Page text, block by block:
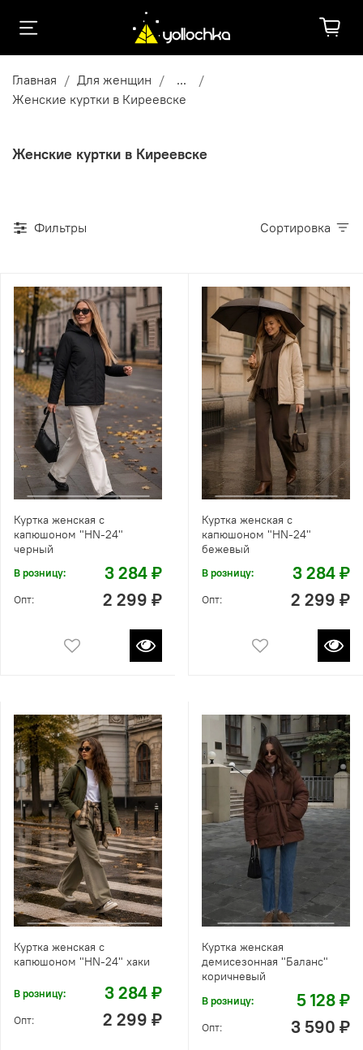
Главная Для женщин
...
Женские куртки в Киреевске
Женские куртки в Киреевске
Фильтры Сортировка
Куртка женская с
капюшоном "HN-24"
черный
В розницу: 3 284 ₽
Опт: 2 299 ₽
Куртка женская с
капюшоном "HN-24"
бежевый
В розницу: 3 284 ₽
Опт: 2 299 ₽
Куртка женская с
капюшоном "HN-24" хаки
В розницу: 3 284 ₽
Опт: 2 299 ₽
Куртка женская
демисезонная "Баланс"
коричневый
В розницу: 5 128 ₽
Опт: 3 590 ₽